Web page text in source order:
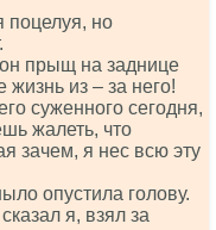
поцелуя, но
прыщ на заднице
жизнь из – за него!
суженного сегодня,
жалеть, что
зачем, я нес всю эту
опустила голову.
я, взял за